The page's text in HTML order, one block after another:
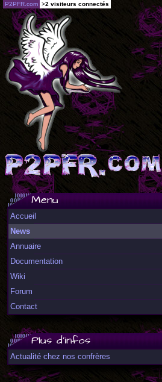
Menu
Accueil
News
Annuaire
Documentation
Wiki
Forum
Contact
Plus d'infos
Actualité chez nos confrères
P2PFR.com >2 visiteurs connectés